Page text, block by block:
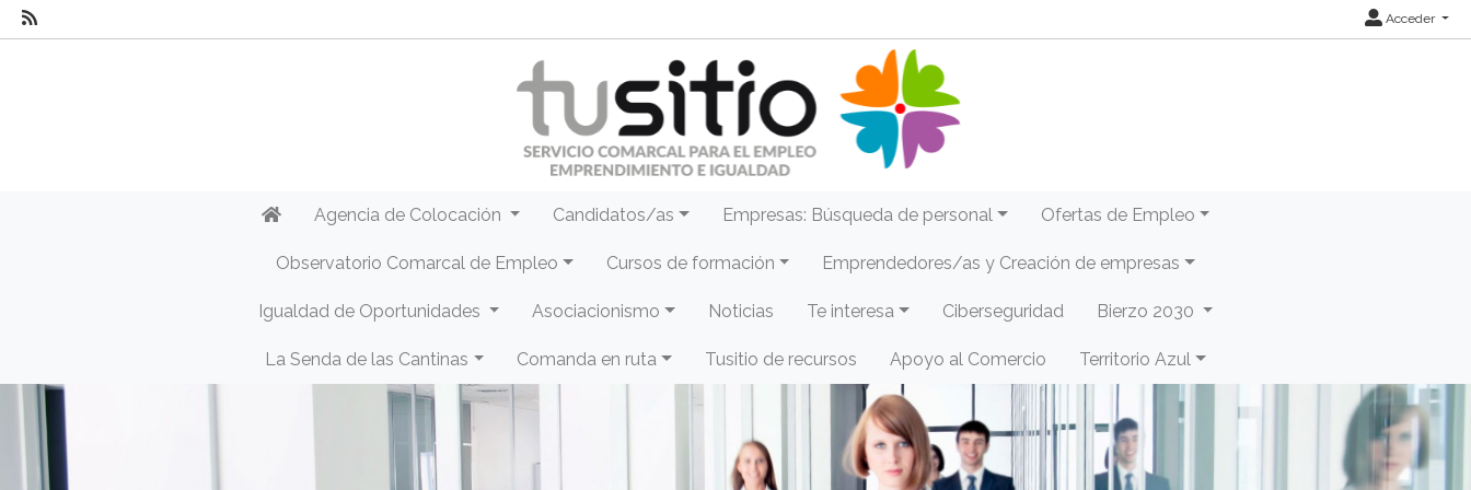
Acceder
Agencia de Colocación Candidatos/as Empresas: Búsqueda de personal Ofertas de Empleo
Observatorio Comarcal de Empleo Cursos de formación Emprendedores/as y Creación de empresas
Igualdad de Oportunidades Asociacionismo Noticias Te interesa Ciberseguridad Bierzo 2030
La Senda de las Cantinas Comanda en ruta Tusitio de recursos Apoyo al Comercio Territorio Azul